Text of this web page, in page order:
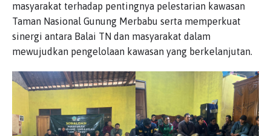
masyarakat terhadap pentingnya pelestarian kawasan
Taman Nasional Gunung Merbabu serta memperkuat
sinergi antara Balai TN dan masyarakat dalam
mewujudkan pengelolaan kawasan yang berkelanjutan.